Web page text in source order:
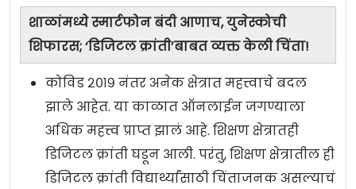
शाळांमध्ये स्मार्टफोन बंदी आणाच, युनेस्कोची
शिफारस; ‘डिजिटल क्रांती’बाबत व्यक्त केली चिंता!
कोविड २०१९ नंतर अनेक क्षेत्रात महत्त्वाचे बदल
झाले आहेत. या काळात ऑनलाईन जगण्याला
अधिक महत्त्व प्राप्त झालं आहे. शिक्षण क्षेत्रातही
डिजिटल क्रांती घडून आली. परंतु, शिक्षण क्षेत्रातील ही
डिजिटल क्रांती विद्यार्थ्यांसाठी चिंताजनक असल्याचं